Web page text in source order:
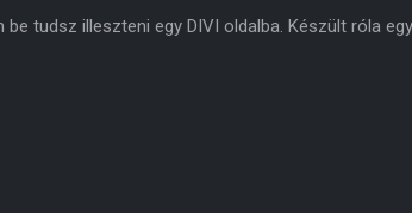
tudsz illeszteni egy DIVI oldalba. Készült róla